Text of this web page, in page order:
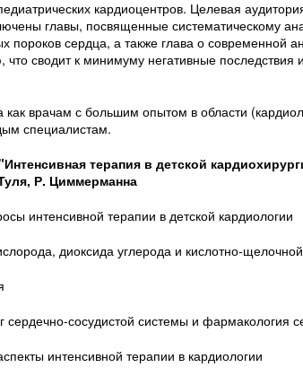
кардиоцентров. Целевая
главы, посвященные систематическому
пороков сердца, а также глава о современной
сводит к минимуму негативные последствия
как врачам с большим опытом в области
специалистам.
терапия в детской
Р. Циммерманна
интенсивной терапии в детской кардиологии
диоксида углерода и кислотно-
сердечно-сосудистой системы и фармакология
интенсивной терапии в кардиологии